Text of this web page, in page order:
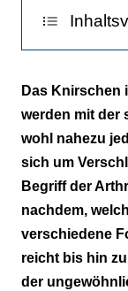
Am
Das Knirschen
werden mit der
wohl nahezu
sich um
Begriff der
nachdem,
verschiedene
reicht bis hin
der